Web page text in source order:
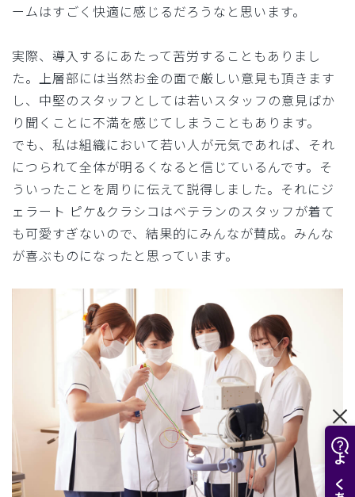
ームはすごく快適に感じるだろうなと思います。
実際、導入するにあたって苦労することもありまし
た。上層部には当然お金の面で厳しい意見も頂きます
し、中堅のスタッフとしては若いスタッフの意見ばか
り聞くことに不満を感じてしまうこともあります。
でも、私は組織において若い人が元気であれば、それ
につられて全体が明るくなると信じているんです。そ
ういったことを周りに伝えて説得しました。それにジ
ェラート ピケ&クラシコはベテランのスタッフが着て
も可愛すぎないので、結果的にみんなが賛成。みんな
が喜ぶものになったと思っています。